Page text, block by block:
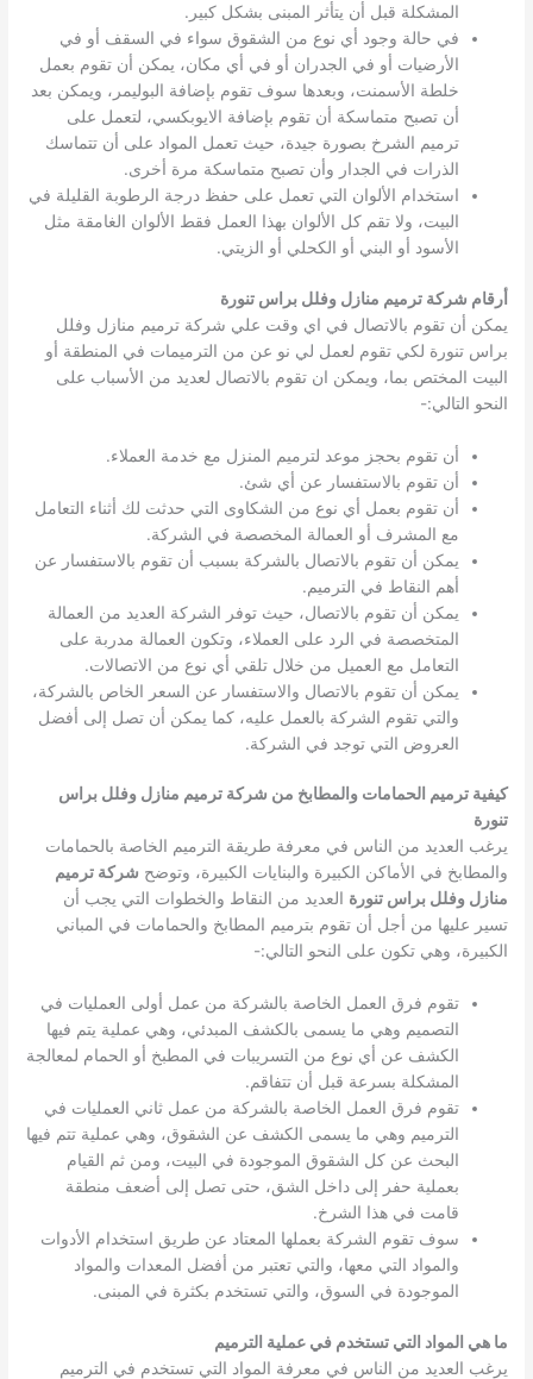
المشكلة قبل أن يتأثر المبنى بشكل كبير.
في حالة وجود أي نوع من الشقوق سواء في السقف أو في
الأرضيات أو في الجدران أو في أي مكان، يمكن أن تقوم بعمل
خلطة الأسمنت، وبعدها سوف تقوم بإضافة البوليمر، ويمكن بعد
أن تصبح متماسكة أن تقوم بإضافة الايوبكسي، لتعمل على
ترميم الشرخ بصورة جيدة، حيث تعمل المواد على أن تتماسك
الذرات في الجدار وأن تصبح متماسكة مرة أخرى.
استخدام الألوان التي تعمل على حفظ درجة الرطوبة القليلة في
البيت، ولا تقم كل الألوان بهذا العمل فقط الألوان الغامقة مثل
الأسود أو البني أو الكحلي أو الزيتي.
أرقام شركة ترميم منازل وفلل براس تنورة
يمكن أن تقوم بالاتصال في اي وقت علي شركة ترميم منازل وفلل
براس تنورة لكي تقوم لعمل لي نو عن من الترميمات في المنطقة أو
البيت المختص بما، ويمكن ان تقوم بالاتصال لعديد من الأسباب على
النحو التالي:-
أن تقوم بحجز موعد لترميم المنزل مع خدمة العملاء.
أن تقوم بالاستفسار عن أي شئ.
أن تقوم بعمل أي نوع من الشكاوى التي حدثت لك أثناء التعامل
مع المشرف أو العمالة المخصصة في الشركة.
يمكن أن تقوم بالاتصال بالشركة بسبب أن تقوم بالاستفسار عن
أهم النقاط في الترميم.
يمكن أن تقوم بالاتصال، حيث توفر الشركة العديد من العمالة
المتخصصة في الرد على العملاء، وتكون العمالة مدربة على
التعامل مع العميل من خلال تلقي أي نوع من الاتصالات.
يمكن أن تقوم بالاتصال والاستفسار عن السعر الخاص بالشركة،
والتي تقوم الشركة بالعمل عليه، كما يمكن أن تصل إلى أفضل
العروض التي توجد في الشركة.
كيفية ترميم الحمامات والمطابخ من شركة ترميم منازل وفلل براس
تنورة
يرغب العديد من الناس في معرفة طريقة الترميم الخاصة بالحمامات
والمطابخ في الأماكن الكبيرة والبنايات الكبيرة، وتوضح شركة ترميم
منازل وفلل براس تنورة العديد من النقاط والخطوات التي يجب أن
تسير عليها من أجل أن تقوم بترميم المطابخ والحمامات في المباني
الكبيرة، وهي تكون على النحو التالي:-
تقوم فرق العمل الخاصة بالشركة من عمل أولى العمليات في
التصميم وهي ما يسمى بالكشف المبدئي، وهي عملية يتم فيها
الكشف عن أي نوع من التسريبات في المطبخ أو الحمام لمعالجة
المشكلة بسرعة قبل أن تتفاقم.
تقوم فرق العمل الخاصة بالشركة من عمل ثاني العمليات في
الترميم وهي ما يسمى الكشف عن الشقوق، وهي عملية تتم فيها
البحث عن كل الشقوق الموجودة في البيت، ومن ثم القيام
بعملية حفر إلى داخل الشق، حتى تصل إلى أضعف منطقة
قامت في هذا الشرخ.
سوف تقوم الشركة بعملها المعتاد عن طريق استخدام الأدوات
والمواد التي معها، والتي تعتبر من أفضل المعدات والمواد
الموجودة في السوق، والتي تستخدم بكثرة في المبنى.
ما هي المواد التي تستخدم في عملية الترميم
يرغب العديد من الناس في معرفة المواد التي تستخدم في الترميم